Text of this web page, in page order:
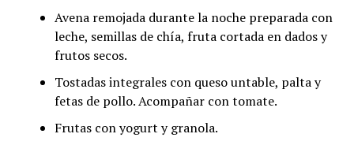
Avena remojada durante la noche preparada con
leche, semillas de chía, fruta cortada en dados y
frutos secos.
Tostadas integrales con queso untable, palta y
fetas de pollo. Acompañar con tomate.
Frutas con yogurt y granola.